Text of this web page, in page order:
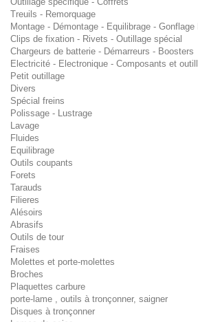
Treuils - Remorquage
Montage - Démontage - Equilibrage - Gonflage
Clips de fixation - Rivets - Outillage spécial
Chargeurs de batterie - Démarreurs - Boosters
Electricité - Electronique - Composants et
Petit outillage
Divers
Spécial freins
Polissage - Lustrage
Lavage
Fluides
Equilibrage
Outils coupants
Forets
Tarauds
Filieres
Alésoirs
Abrasifs
Outils de tour
Fraises
Molettes et porte-molettes
Broches
Plaquettes carbure
porte-lame , outils à tronçonner, saigner
Disques à tronçonner